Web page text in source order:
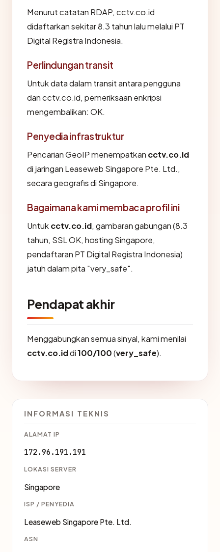
Menurut catatan RDAP, cctv.co.id
didaftarkan sekitar 8.3 tahun lalu melalui PT
Digital Registra Indonesia.
Perlindungan transit
Untuk data dalam transit antara pengguna
dan cctv.co.id, pemeriksaan enkripsi
mengembalikan: OK.
Penyedia infrastruktur
Pencarian GeoIP menempatkan cctv.co.id
di jaringan Leaseweb Singapore Pte. Ltd.,
secara geografis di Singapore.
Bagaimana kami membaca profil ini
Untuk cctv.co.id, gambaran gabungan (8.3
tahun, SSL OK, hosting Singapore,
pendaftaran PT Digital Registra Indonesia)
jatuh dalam pita "very_safe".
Pendapat akhir
Menggabungkan semua sinyal, kami menilai
cctv.co.iddi100/100(very_safe).
INFORMASI TEKNIS
ALAMAT IP
172.96.191.191
LOKASI SERVER
Singapore
ISP / PENYEDIA
Leaseweb Singapore Pte. Ltd.
ASN